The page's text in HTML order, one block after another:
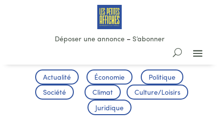
Déposer une annonce– S’abonner
Actualité Économie Politique
Société Climat Culture/Loisirs
Juridique